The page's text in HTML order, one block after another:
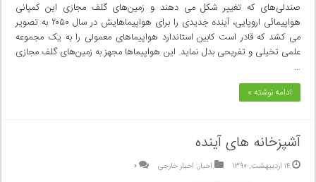
صندلی‌های که تغییر شکل می دهند و زمین‌های گلف مجازی این کمپانی
هواپیمائی اروپایی، آینده جدیدی را برای هواپیما‌هایش در سال ۲۰۵۰ به تصویر
می کشد که قادر است کابین استاندارد هواپیماهای معمولی را به یک مجموعه
علمی‌ تخیلی و تفریحی بدل نماید. این هواپیما‌ها مجهز به زمین‌های گلف مجازی
…
ادامه نوشته »
آشپزخانه های آینده
۱۴ اردیبهشت, ۱۳۹۰ اخبار, اخبار خارجی ۰